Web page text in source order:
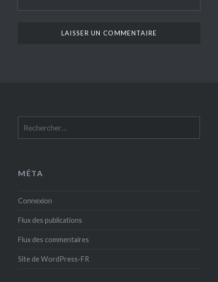
MÉTA
Connexion
Flux des publications
Flux des commentaires
Site de WordPress-FR